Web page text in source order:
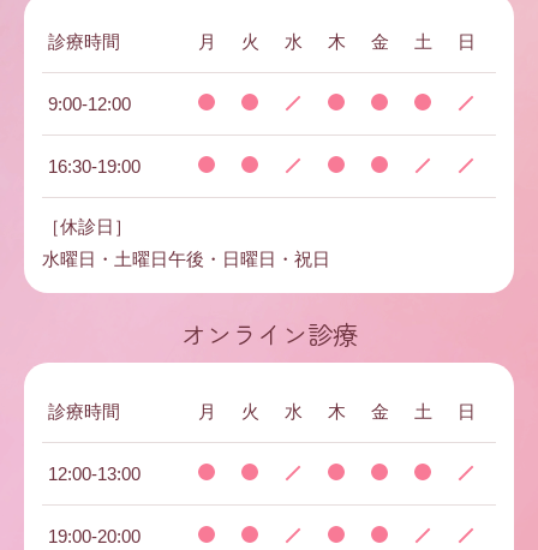
診療時間 月 火 水 木 金 土 日
9:00-12:00
16:30-19:00
［休診日］
水曜日・土曜日午後・日曜日・祝日
オンライン診療
診療時間 月 火 水 木 金 土 日
12:00-13:00
19:00-20:00